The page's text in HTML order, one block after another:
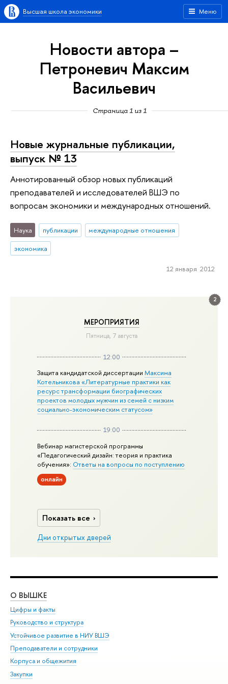
Меню
Высшая школа экономики
Новости автора –
Петроневич Максим
Васильевич
Страница 1 из 1
2
МЕРОПРИЯТИЯ
Пятница, 7 августа
12:00
Защита кандидатской диссертацииМаксима
Котельникова «Литературные практики как
ресурс трансформации биографических
проектов молодых мужчин из семей с низким
социально-экономическим статусом»
19:00
Вебинар магистерской программы
«Педагогический дизайн: теория и практика
обучения»: Ответы на вопросы по поступлению
онлайн
Показать все
Дни открытых дверей
Новые журнальные публикации,
выпуск № 13
Аннотированный обзор новых публикаций
преподавателей и исследователей ВШЭ по
вопросам экономики и международных отношений.
Наука публикации
международные отношения
экономика
12 января 2012
О ВЫШКЕ
Цифры и факты
Руководство и структура
Устойчивое развитие в НИУ ВШЭ
Преподаватели и сотрудники
Корпуса и общежития
Закупки